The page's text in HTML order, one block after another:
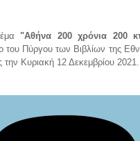
"Αθήνα 200 χρόνια 200
Πύργου των Βιβλίων της
Κυριακή 12 Δεκεμβρίου 2021.